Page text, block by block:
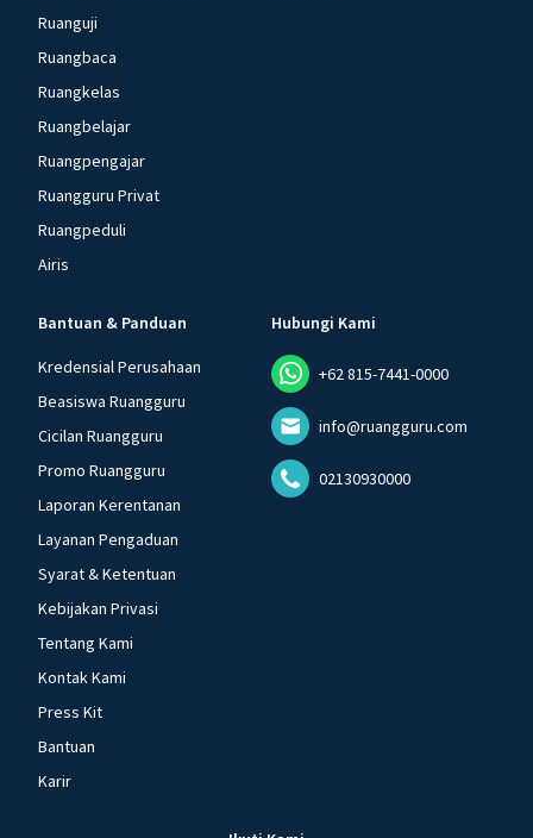
Ruanguji
Ruangbaca
Ruangkelas
Ruangbelajar
Ruangpengajar
Ruangguru Privat
Ruangpeduli
Airis
Bantuan & Panduan
Kredensial Perusahaan
Beasiswa Ruangguru
Cicilan Ruangguru
Promo Ruangguru
Laporan Kerentanan
Layanan Pengaduan
Syarat & Ketentuan
Kebijakan Privasi
Tentang Kami
Kontak Kami
Press Kit
Bantuan
Karir
Hubungi Kami
+62 815-7441-0000
info@ruangguru.com
02130930000